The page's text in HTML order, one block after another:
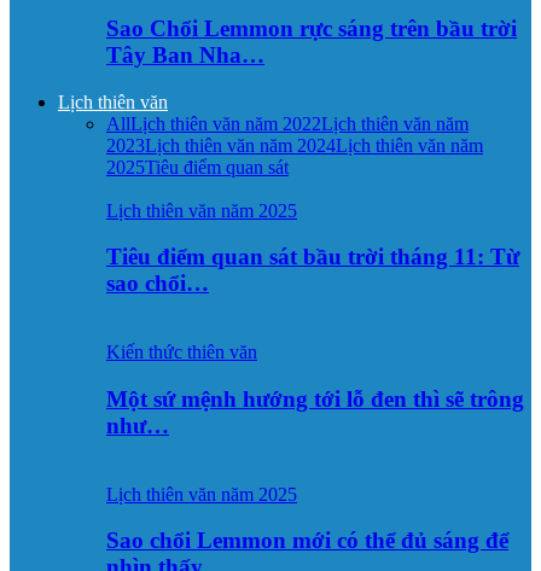
Sao Chổi Lemmon rực sáng trên bầu trời
Tây Ban Nha…
Lịch thiên văn
AllLịch thiên văn năm 2022Lịch thiên văn năm
2023Lịch thiên văn năm 2024Lịch thiên văn năm
2025Tiêu điểm quan sát
Lịch thiên văn năm 2025
Tiêu điểm quan sát bầu trời tháng 11: Từ
sao chổi…
Kiến thức thiên văn
Một sứ mệnh hướng tới lỗ đen thì sẽ trông
như…
Lịch thiên văn năm 2025
Sao chổi Lemmon mới có thể đủ sáng để